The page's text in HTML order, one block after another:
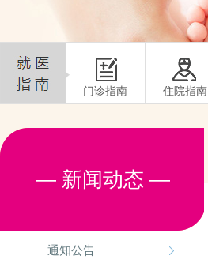
门诊指南 住院指南
— 新闻动态 —
通知公告